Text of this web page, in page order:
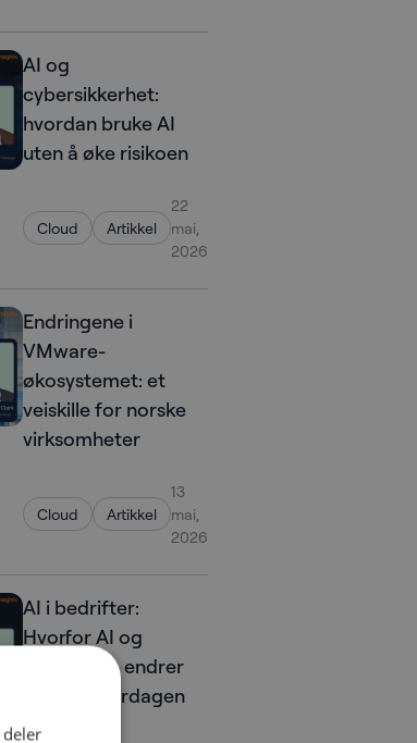
AI og
cybersikkerhet:
hvordan bruke AI
uten å øke risikoen
Cloud Artikkel
22
mai,
2026
Endringene i
VMware-
økosystemet: et
veiskille for norske
virksomheter
Cloud Artikkel
13
mai,
2026
AI i bedrifter:
Hvorfor AI og
containere endrer
arbeidshverdagen